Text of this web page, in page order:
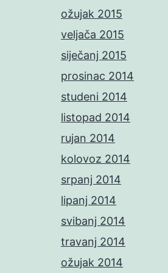
ožujak 2015
veljača 2015
siječanj 2015
prosinac 2014
studeni 2014
listopad 2014
rujan 2014
kolovoz 2014
srpanj 2014
lipanj 2014
svibanj 2014
travanj 2014
ožujak 2014